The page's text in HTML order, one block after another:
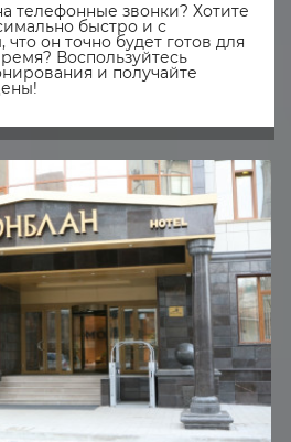
телефонные звонки? Хотите
быстро и с
он точно будет готов для
Воспользуйтесь
и получайте